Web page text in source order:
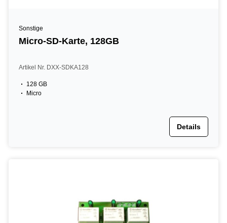
Sonstige
Micro-SD-Karte, 128GB
Artikel Nr. DXX-SDKA128
128 GB
Micro
Details